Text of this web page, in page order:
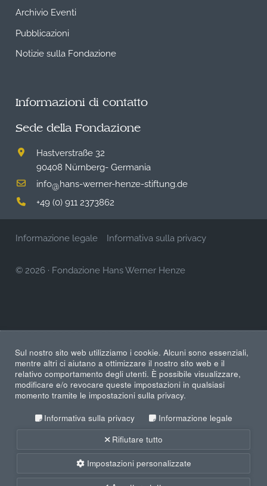
Archivio Eventi
Pubblicazioni
Notizie sulla Fondazione
Informazioni di contatto
Sede della Fondazione
Hastverstraße 32
90408 Nürnberg- Germania
info@hans-werner-henze-stiftung.de
+49 (0) 911 2373862
Informazione legale Informativa sulla privacy
© 2026 · Fondazione Hans Werner Henze
Sul nostro sito web utilizziamo i cookie. Alcuni sono essenziali,
mentre altri ci aiutano a ottimizzare il nostro sito web e il
relativo comportamento degli utenti. È possibile visualizzare,
modificare e/o revocare queste impostazioni in qualsiasi
momento tramite le impostazioni sulla privacy.
Informativa sulla privacy
Informazione legale
Rifiutare tutto
Impostazioni personalizzate